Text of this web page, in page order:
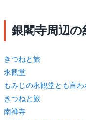
銀閣寺周辺の
きつねと旅
永観堂
もみじの永観堂とも言
きつねと旅
南禅寺